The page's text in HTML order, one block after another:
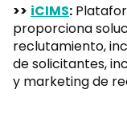
>> iCIMS:
proporciona
reclutamiento,
de solicitantes,
y marketing de